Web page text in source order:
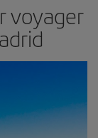
voyager